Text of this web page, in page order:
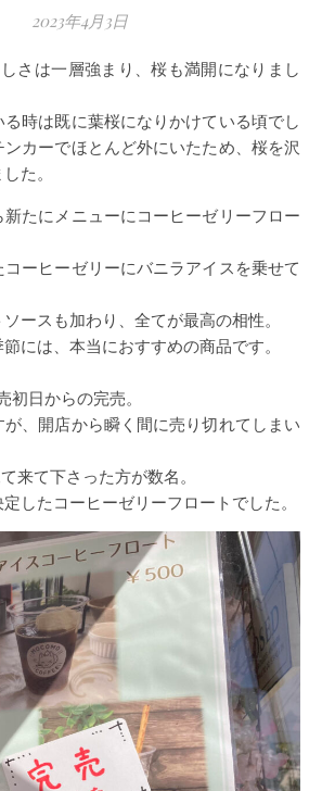
2023年4月3日
時は既に葉桜になりかけている頃でし
カーでほとんど外にいたため、桜を沢
た。
たにメニューにコーヒーゼリーフロー
ーヒーゼリーにバニラアイスを乗せて
ースも加わり、全てが最高の相性。
には、本当におすすめの商品です。
日からの完売。
、開店から瞬く間に売り切れてしまい
来て下さった方が数名。
したコーヒーゼリーフロートでした。